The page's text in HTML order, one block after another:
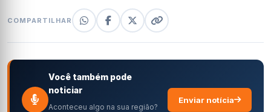
COMPARTILHAR
Você também pode
noticiar
Aconteceu algo na sua região?
Enviar notícia